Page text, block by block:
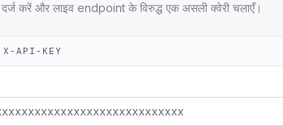
करें और लाइव endpoint के विरुद्ध एक असली क्वेरी चलाएँ।
API-KEY